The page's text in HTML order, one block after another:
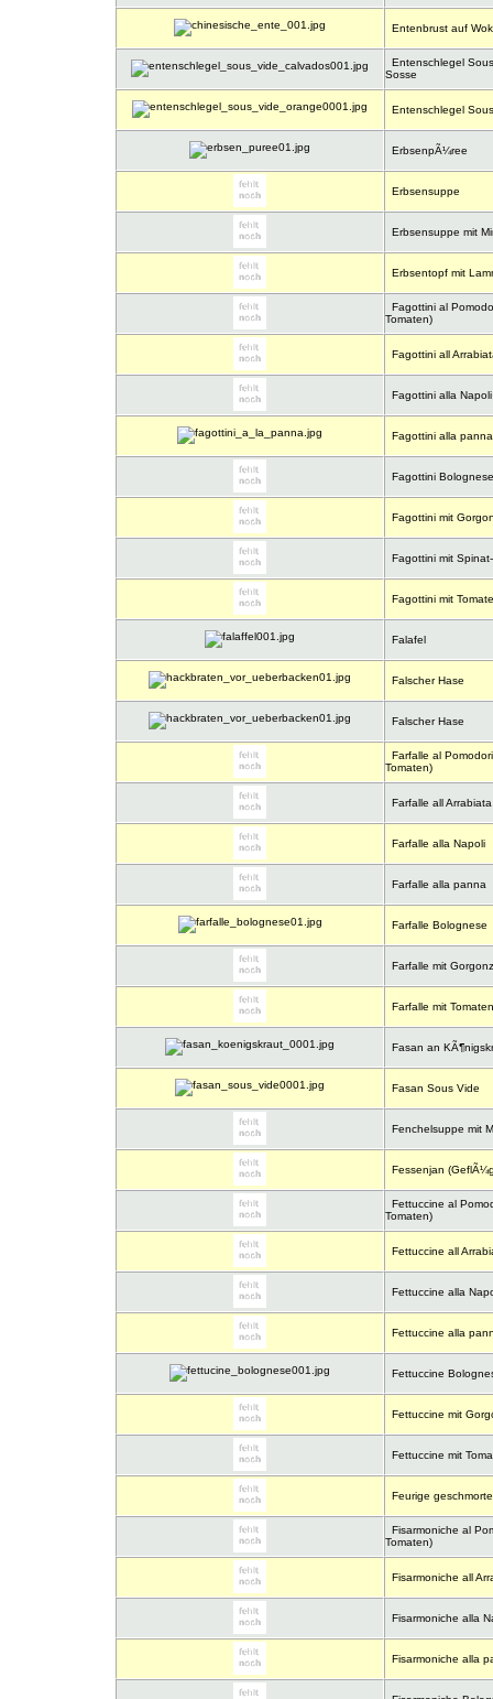
Entenbrust auf
Entenschlegel
Sosse
Entenschlegel
ErbsenpÃ¼ree
Erbsensuppe
Erbsensuppe mit
Erbsentopf mit
Fagottini al
Tomaten)
Fagottini all
Fagottini alla Napoli
Fagottini alla panna
Fagottini Bolognese
Fagottini mit
Fagottini mit
Fagottini mit
Falafel
Falscher Hase
Falscher Hase
Farfalle al
Tomaten)
Farfalle all Arrabiata
Farfalle alla Napoli
Farfalle alla panna
Farfalle Bolognese
Farfalle mit
Farfalle mit
Fasan an
Fasan Sous Vide
Fenchelsuppe mit
Fessenjan
Fettuccine al
Tomaten)
Fettuccine all
Fettuccine alla
Fettuccine alla
Fettuccine
Fettuccine mit
Fettuccine mit
Feurige
Fisarmoniche al
Tomaten)
Fisarmoniche all
Fisarmoniche alla
Fisarmoniche alla